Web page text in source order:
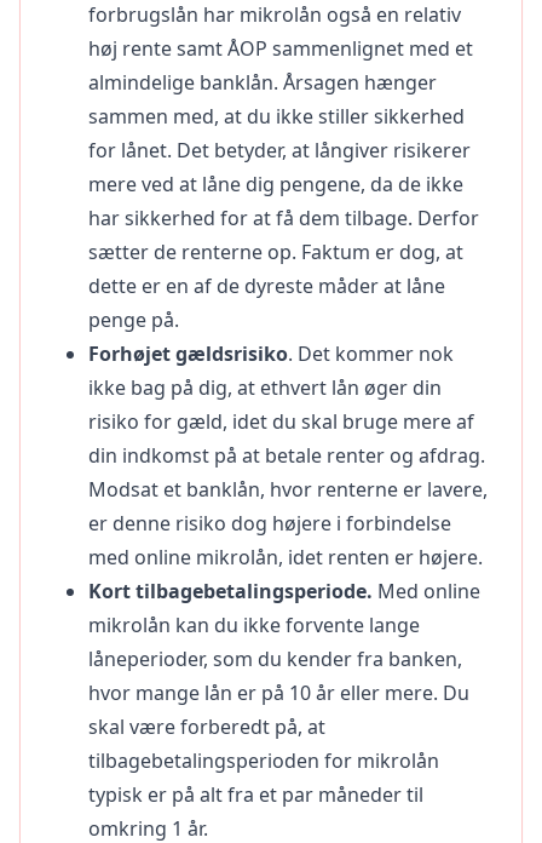
forbrugslån har mikrolån også en relativ
høj rente samt ÅOP sammenlignet med et
almindelige banklån. Årsagen hænger
sammen med, at du ikke stiller sikkerhed
for lånet. Det betyder, at långiver risikerer
mere ved at låne dig pengene, da de ikke
har sikkerhed for at få dem tilbage. Derfor
sætter de renterne op. Faktum er dog, at
dette er en af de dyreste måder at låne
penge på.
Forhøjet gældsrisiko. Det kommer nok
ikke bag på dig, at ethvert lån øger din
risiko for gæld, idet du skal bruge mere af
din indkomst på at betale renter og afdrag.
Modsat et banklån, hvor renterne er lavere,
er denne risiko dog højere i forbindelse
med online mikrolån, idet renten er højere.
Kort tilbagebetalingsperiode. Med online
mikrolån kan du ikke forvente lange
låneperioder, som du kender fra banken,
hvor mange lån er på 10 år eller mere. Du
skal være forberedt på, at
tilbagebetalingsperioden for mikrolån
typisk er på alt fra et par måneder til
omkring 1 år.